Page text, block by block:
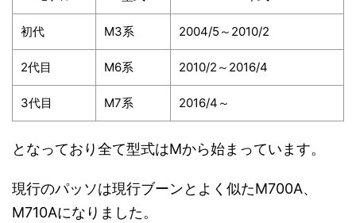
初代 M3系 2004/5～2010/2
2代目 M6系 2010/2～2016/4
3代目 M7系 2016/4～
となっており全て型式はMから始まっています。
現行のパッソは現行ブーンとよく似たM700A、
M710Aになりました。